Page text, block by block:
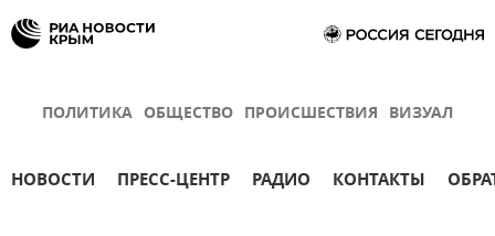
ПОЛИТИКА ОБЩЕСТВО ПРОИСШЕСТВИЯ ВИЗУАЛ
НОВОСТИ ПРЕСС-ЦЕНТР РАДИО КОНТАКТЫ